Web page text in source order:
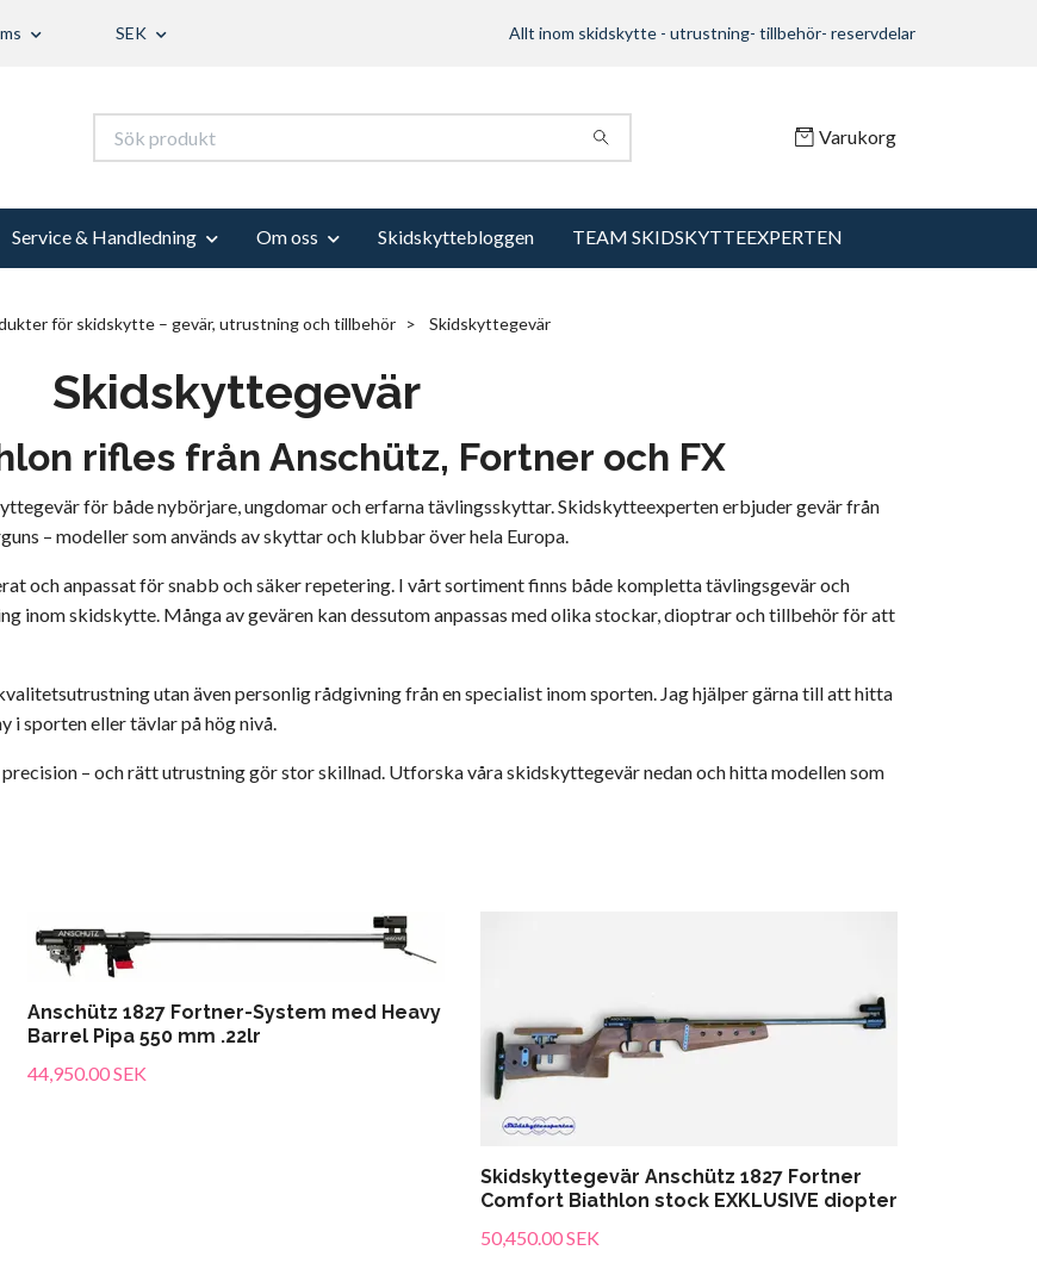
SEK Allt inom skidskytte - utrustning- tillbehör- reservdelar
Varukorg
Service & Handledning Om oss Skidskyttebloggen TEAM SKIDSKYTTEEXPERTEN
för skidskytte – gevär, utrustning och tillbehör Skidskyttegevär
Skidskyttegevär
rifles från Anschütz, Fortner och FX
för både nybörjare, ungdomar och erfarna tävlingsskyttar. Skidskytteexperten erbjuder gevär från
– modeller som används av skyttar och klubbar över hela Europa.
och anpassat för snabb och säker repetering. I vårt sortiment finns både kompletta tävlingsgevär och
inom skidskytte. Många av gevären kan dessutom anpassas med olika stockar, dioptrar och tillbehör för att
utan även personlig rådgivning från en specialist inom sporten. Jag hjälper gärna till att hitta
i sporten eller tävlar på hög nivå.
– och rätt utrustning gör stor skillnad. Utforska våra skidskyttegevär nedan och hitta modellen som
Anschütz 1827 Fortner-System med Heavy
Barrel Pipa 550 mm .22lr
44,950.00 SEK
Skidskyttegevär Anschütz 1827 Fortner
Comfort Biathlon stock EXKLUSIVE diopter
50,450.00 SEK